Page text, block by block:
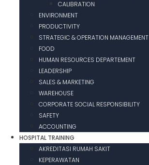
CALIBRATION
ENVIRONMENT
PRODUCTIVITY
STRATEGIC & OPERATION MANAGEMENT
FOOD
HUMAN RESOURCES DEPARTEMENT
LEADERSHIP
SALES & MARKETING
WAREHOUSE
CORPORATE SOCIAL RESPONSIBILITY
SAFETY
ACCOUNTING
HOSPITAL TRAINING
AKREDITASI RUMAH SAKIT
KEPERAWATAN